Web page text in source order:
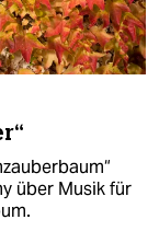
über Musik für